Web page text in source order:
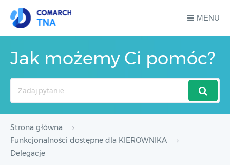
MENU
Jak możemy Ci pomóc?
Strona główna
Funkcjonalności dostępne dla KIEROWNIKA
Delegacje